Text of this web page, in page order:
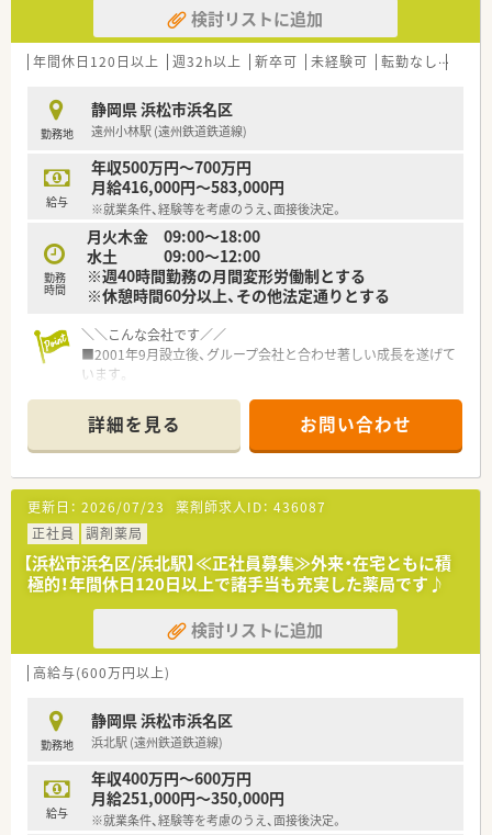
■面対応のため、様々な処方に携わることができます♪
■1日あたりの応需枚数は25枚/日程度です。
■待合室や調剤室が広く、清潔感のある店舗です。
検討リストに追加
年間休日120日以上 週32h以上 新卒可 未経験可 転勤なし
勤務地
静岡県 浜松市浜名区
遠州小林駅 (遠州鉄道鉄道線)
給与
年収500万円～700万円
月給416,000円～583,000円
※就業条件、経験等を考慮のうえ、面接後決定。
勤務
時間
月火木金 09:00〜18:00
水土 09:00〜12:00
※週40時間勤務の月間変形労働制とする
※休憩時間60分以上、その他法定通りとする
＼＼こんな会社です／／
■2001年9月設立後、グループ会社と合わせ著しい成長を遂げて
います。
も拡大していく予定です！
■「みんなで創り、みんなで育てる」会社という社長のお考えも
あり、社長との距離が近く社員との風通しに自信があります。
■独立を考えている薬剤師を応援し、実績が多数ある会社です。
■経営ノウハウ、売上管理、調剤報酬点数の算定要件、公費や保
険の種類、レセプト請求等、通常業務以外の薬局経営に関わる全
てをレクチャ一します。
■従業員の約半数が女性です。管理薬剤師として活躍されてい
る女性スタッフも多く、上を目指せる環境もあります。
■女性が働きやすい職場環境をつくり、サポートするために産
休・育休制度も充実しており実績も多数あります。
育休復帰後、パート社員への転換のご相談が可能です。もちろ
ん、正社員でのフルタイム出勤でのご復帰いただけます。
■育児が落ち着いて社会復帰・現場復帰を考えているパパ・ママ
を実施しております。
＼＼店舗詳細／／
■内科メインに応需！
■処方箋枚数は30～40枚/日程度です。
■薬剤師1～2名体制で対応されております。
詳細を見る お問い合わせ
更新日： 2026/07/23 薬剤師求人ID： 436087
正社員
調剤薬局
【浜松市浜名区/浜北駅】≪正社員募集≫外来・在宅ともに積
極的！年間休日120日以上で諸手当も充実した薬局です♪
検討リストに追加
高給与(600万円以上)
勤務地
静岡県 浜松市浜名区
浜北駅 (遠州鉄道鉄道線)
給与
年収400万円～600万円
月給251,000円～350,000円
※就業条件、経験等を考慮のうえ、面接後決定。